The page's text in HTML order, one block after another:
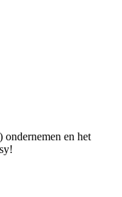
en het